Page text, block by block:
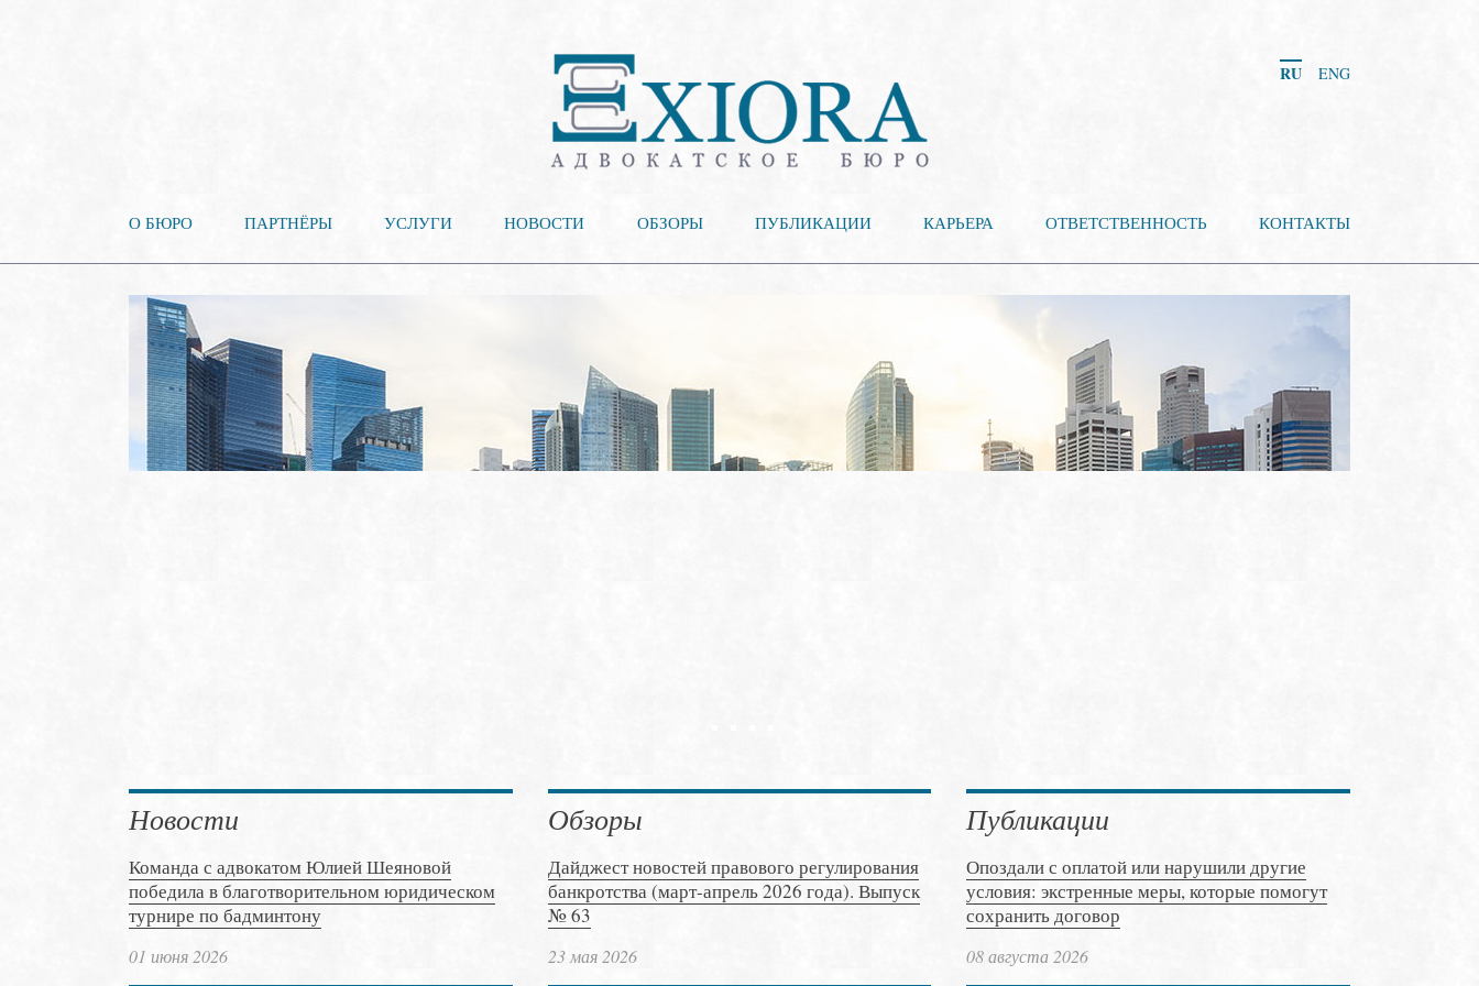
RU ENG
О БЮРО ПАРТНЁРЫ УСЛУГИ НОВОСТИ ОБЗОРЫ ПУБЛИКАЦИИ КАРЬЕРА ОТВЕТСТВЕННОСТЬ КОНТАКТЫ
Новости
Команда с адвокатом Юлией Шеяновой
победила в благотворительном юридическом
турнире по бадминтону
01 июня 2026
Обзоры
Дайджест новостей правового регулирования
банкротства (март-апрель 2026 года). Выпуск
№ 63
23 мая 2026
Публикации
Опоздали с оплатой или нарушили другие
условия: экстренные меры, которые помогут
сохранить договор
08 августа 2026